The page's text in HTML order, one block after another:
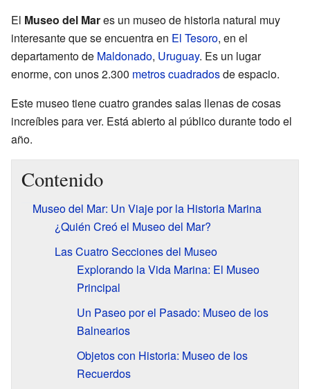
El Museo del Mares un museo de historia natural muy
interesante que se encuentra en El Tesoro, en el
departamento de Maldonado, Uruguay. Es un lugar
enorme, con unos 2.300 metros cuadradosde espacio.
Este museo tiene cuatro grandes salas llenas de cosas
increíbles para ver. Está abierto al público durante todo el
año.
Contenido
Museo del Mar: Un Viaje por la Historia Marina
¿Quién Creó el Museo del Mar?
Las Cuatro Secciones del Museo
Explorando la Vida Marina: El Museo
Principal
Un Paseo por el Pasado: Museo de los
Balnearios
Objetos con Historia: Museo de los
Recuerdos